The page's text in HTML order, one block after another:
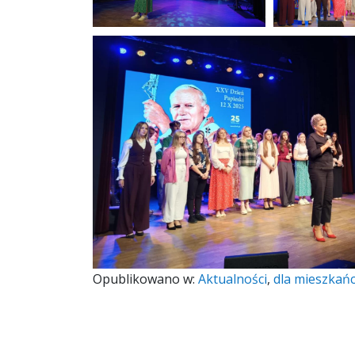
Opublikowano w: Aktualności, dla